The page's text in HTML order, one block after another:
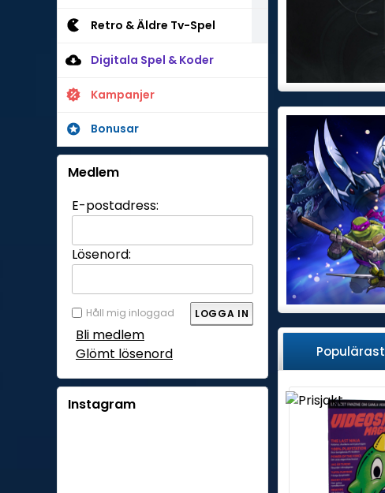
Retro & Äldre Tv-Spel
Digitala Spel & Koder
Kampanjer
Bonusar
Medlem
E-postadress:
Lösenord:
Håll mig inloggad
Bli medlem
Glömt lösenord
Instagram
Populärast